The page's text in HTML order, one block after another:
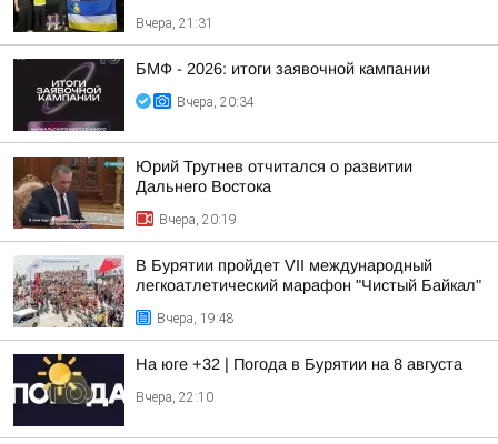
Вчера, 21:31
БМФ - 2026: итоги заявочной кампании
Вчера, 20:34
Юрий Трутнев отчитался о развитии
Дальнего Востока
Вчера, 20:19
В Бурятии пройдет VII международный
легкоатлетический марафон "Чистый Байкал"
Вчера, 19:48
На юге +32 | Погода в Бурятии на 8 августа
Вчера, 22:10